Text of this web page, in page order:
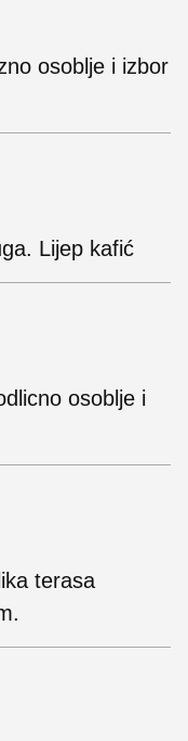
osoblje i izbor
Lijep kafić
osoblje i
terasa